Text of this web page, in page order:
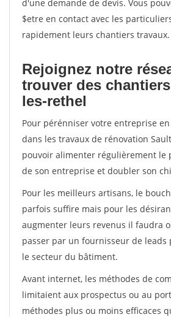
d'une demande de devis. Vous
$etre en contact avec les
rapidement leurs chantiers travaux.
Rejoignez notre
trouver des
les-rethel
Pour pérénniser votre entreprise
dans les travaux de rénovation
pouvoir alimenter régulièrement le
de son entreprise et doubler son
Pour les meilleurs artisans, le
parfois suffire mais pour les
augmenter leurs revenus il faudra
passer par un fournisseur de leads
le secteur du bâtiment.
Avant internet, les méthodes de
limitaient aux prospectus ou au
méthodes plus ou moins efficaces